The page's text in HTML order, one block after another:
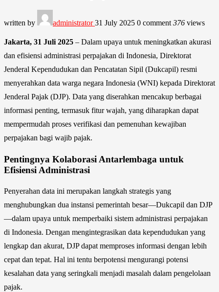
written by administrator31 July 2025 0 comment 376 views
Jakarta, 31 Juli 2025 – Dalam upaya untuk meningkatkan akurasi
dan efisiensi administrasi perpajakan di Indonesia, Direktorat
Jenderal Kependudukan dan Pencatatan Sipil (Dukcapil) resmi
menyerahkan data warga negara Indonesia (WNI) kepada Direktorat
Jenderal Pajak (DJP). Data yang diserahkan mencakup berbagai
informasi penting, termasuk fitur wajah, yang diharapkan dapat
mempermudah proses verifikasi dan pemenuhan kewajiban
perpajakan bagi wajib pajak.
Pentingnya Kolaborasi Antarlembaga untuk
Efisiensi Administrasi
Penyerahan data ini merupakan langkah strategis yang
menghubungkan dua instansi pemerintah besar—Dukcapil dan DJP
—dalam upaya untuk memperbaiki sistem administrasi perpajakan
di Indonesia. Dengan mengintegrasikan data kependudukan yang
lengkap dan akurat, DJP dapat memproses informasi dengan lebih
cepat dan tepat. Hal ini tentu berpotensi mengurangi potensi
kesalahan data yang seringkali menjadi masalah dalam pengelolaan
pajak.